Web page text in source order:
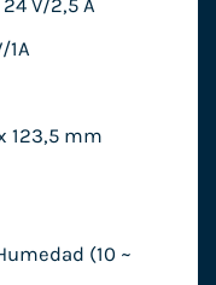
V/2,5 A
1A
123,5 mm
(10 ~